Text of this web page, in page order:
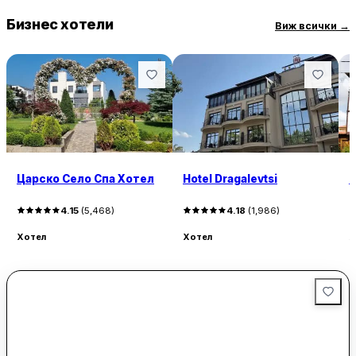
Бизнес хотели Виж всички →
Царско Село Спа Хотел
4.15 (5,468)
Хотел
Hotel Dragalevtsi
4.18 (1,986)
Хотел